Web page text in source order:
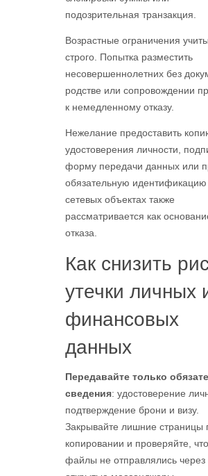
подозрительная транзакция.
Возрастные ограничения
строго. Попытка разместить
несовершеннолетних без
родстве или сопровождении
к немедленному отказу.
Нежелание предоставить
удостоверения личности,
форму передачи данных или
обязательную идентификацию
сетевых объектах также
рассматривается как
отказа.
Как снизить
утечки личных
финансовых
данных
Передавайте только
сведения: удостоверение
подтверждение брони и визу.
Закрывайте лишние страницы
копировании и проверяйте,
файлы не отправлялись через